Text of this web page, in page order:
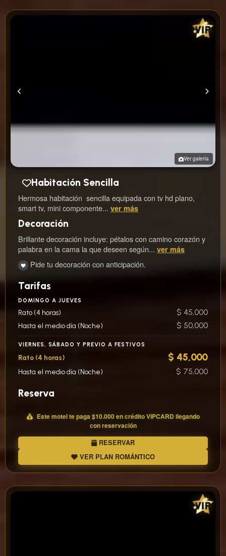
Ver galería
Habitación Sencilla
Hermosa habitación sencilla equipada con tv hd plano,
smart tv, mini componente... ver más
Decoración
Brillante decoración incluye: pétalos con camino corazón y
palabra en la cama la que deseen según... ver más
Pide tu decoración con anticipación.
Tarifas
DOMINGO A JUEVES
Rato (4 horas) $ 45,000
Hasta el medio día (Noche) $ 50,000
VIERNES, SÁBADO Y PREVIO A FESTIVOS
Rato (4 horas) $ 45,000
Hasta el medio día (Noche) $ 75,000
Reserva
Este motel te paga$10.000en créditoVIPCARD llegando
con reservación
RESERVAR
VER PLAN ROMÁNTICO